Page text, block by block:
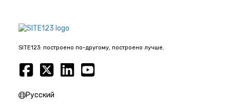
SITE123: построено по-другому, построено лучше.
Русский